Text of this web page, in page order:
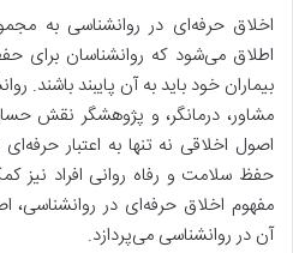
اخلاق حرفه‌ای در روانشناسی به
اطلاق می‌شود که روانشناسان برای
بیماران خود باید به آن پایبند باشند.
مشاور، درمانگر، و پژوهشگر نقش
اصول اخلاقی نه تنها به اعتبار
حفظ سلامت و رفاه روانی افراد نیز
مفهوم اخلاق حرفه‌ای در
آن در روانشناسی می‌پردازد.